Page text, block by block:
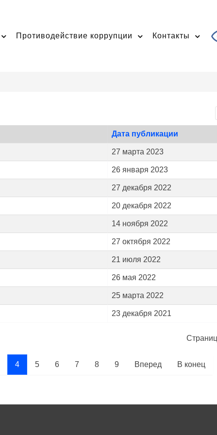
Противодействие коррупции Контакты
Дата публикации
27 марта 2023
26 января 2023
27 декабря 2022
20 декабря 2022
14 ноября 2022
27 октября 2022
21 июля 2022
26 мая 2022
25 марта 2022
23 декабря 2021
4 5 6 7 8 9 Вперед В конец